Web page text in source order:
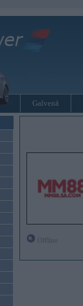
Galvenā